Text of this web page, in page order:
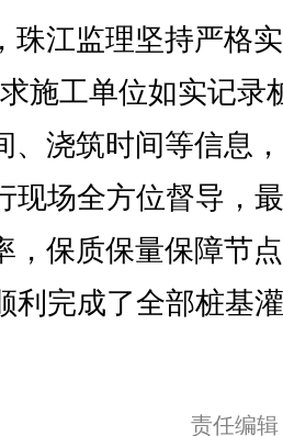
江监理坚持严格实
施工单位如实记录
、浇筑时间等信息
现场全方位督导，
，保质保量保障节
利完成了全部桩基
责任编